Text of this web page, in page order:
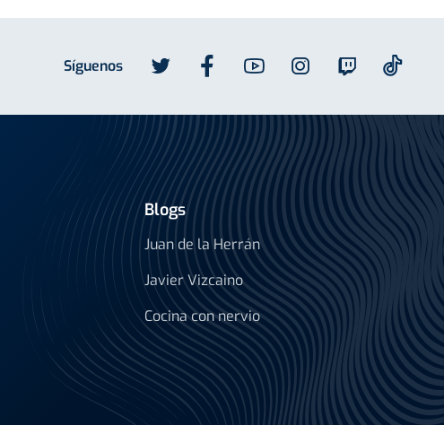
Síguenos
Blogs
Juan de la Herrán
Javier Vizcaino
Cocina con nervio